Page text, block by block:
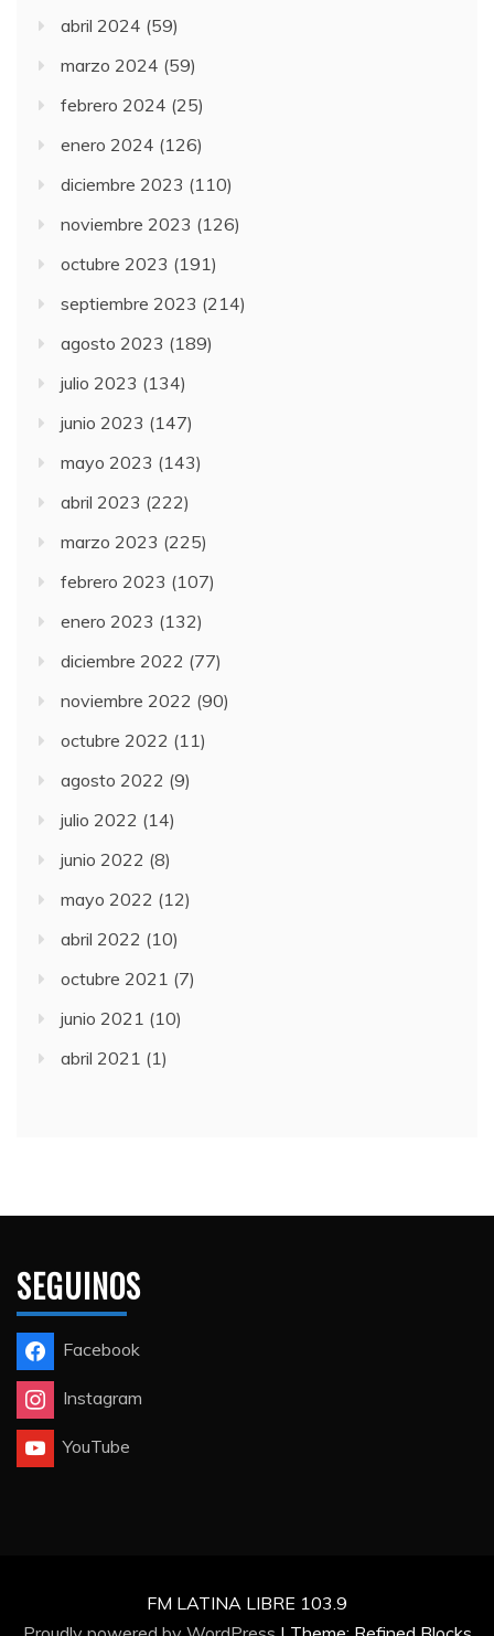
abril 2024 (59)
marzo 2024 (59)
febrero 2024 (25)
enero 2024 (126)
diciembre 2023 (110)
noviembre 2023 (126)
octubre 2023 (191)
septiembre 2023 (214)
agosto 2023 (189)
julio 2023 (134)
junio 2023 (147)
mayo 2023 (143)
abril 2023 (222)
marzo 2023 (225)
febrero 2023 (107)
enero 2023 (132)
diciembre 2022 (77)
noviembre 2022 (90)
octubre 2022 (11)
agosto 2022 (9)
julio 2022 (14)
junio 2022 (8)
mayo 2022 (12)
abril 2022 (10)
octubre 2021 (7)
junio 2021 (10)
abril 2021 (1)
SEGUINOS
Facebook
Instagram
YouTube
FM LATINA LIBRE 103.9